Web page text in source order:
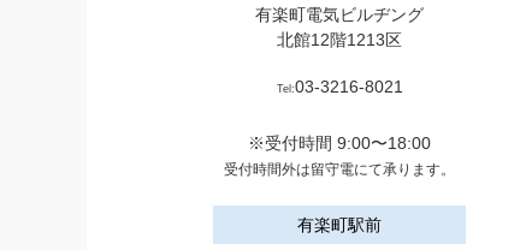
有楽町電気ビルヂング
北館12階1213区
Tel:03-3216-8021
※受付時間 9:00〜18:00
受付時間外は留守電にて承ります。
有楽町駅前